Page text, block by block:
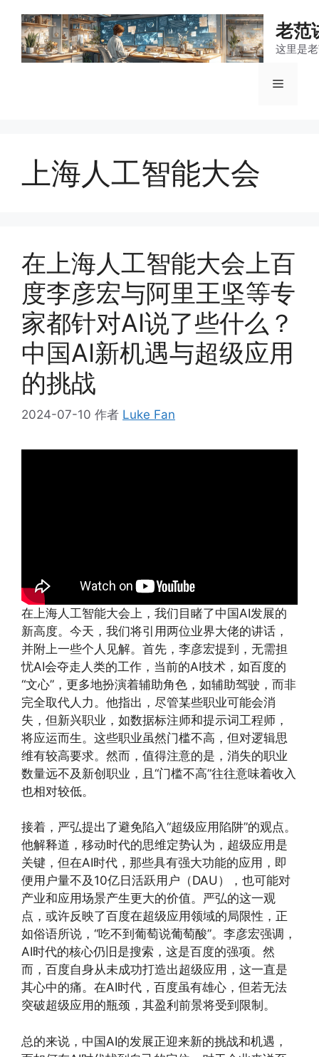
老范
这里是
菜
上海人工智能大会
在上海人工智能大会上百
度李彦宏与阿里王坚等专
家都针对AI说了些什么？
中国AI新机遇与超级应用
的挑战
2024-07-10 作者 Luke Fan
在上海人工智能大会上，我们目睹了中国AI发展的
新高度。今天，我们将引用两位业界大佬的讲话，
并附上一些个人见解。首先，李彦宏提到，无需担
忧AI会夺走人类的工作，当前的AI技术，如百度的
“文心”，更多地扮演着辅助角色，如辅助驾驶，而非
完全取代人力。他指出，尽管某些职业可能会消
失，但新兴职业，如数据标注师和提示词工程师，
将应运而生。这些职业虽然门槛不高，但对逻辑思
维有较高要求。然而，值得注意的是，消失的职业
数量远不及新创职业，且“门槛不高”往往意味着收入
也相对较低。
接着，严弘提出了避免陷入“超级应用陷阱”的观点。
他解释道，移动时代的思维定势认为，超级应用是
关键，但在AI时代，那些具有强大功能的应用，即
便用户量不及10亿日活跃用户（DAU），也可能对
产业和应用场景产生更大的价值。严弘的这一观
点，或许反映了百度在超级应用领域的局限性，正
如俗语所说，“吃不到葡萄说葡萄酸”。李彦宏强调，
AI时代的核心仍旧是搜索，这是百度的强项。然
而，百度自身从未成功打造出超级应用，这一直是
其心中的痛。在AI时代，百度虽有雄心，但若无法
突破超级应用的瓶颈，其盈利前景将受到限制。
总的来说，中国AI的发展正迎来新的挑战和机遇，